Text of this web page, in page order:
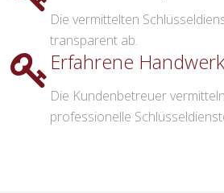
Die vermittelten
transparent ab.
Erfahrene
Die Kundenbetreuer
professionelle